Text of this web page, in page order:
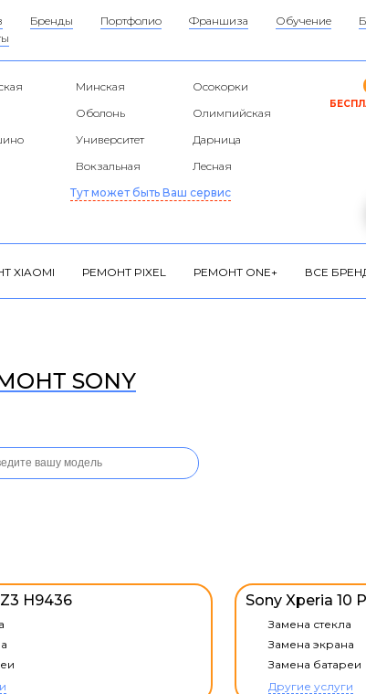
Бренды Портфолио Франшиза Обучение
Минская
Осокорки
Оболонь
Олимпийская
Университет
Дарница
Вокзальная
Лесная
Тут может быть Ваш сервис
XIAOMI РЕМОНТ PIXEL РЕМОНТ ONE+ ВСЕ
SONY
H9436 Sony Xperia 10
Замена стекла
Замена экрана
Замена батареи
Другие услуги